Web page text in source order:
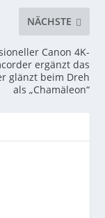
NÄCHSTE
Canon 4K-
ergänzt das
glänzt beim Dreh
als „Chamäleon“